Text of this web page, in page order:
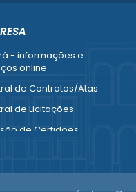
- informações e
online
de Contratos/Atas
de Licitações
de Certidões